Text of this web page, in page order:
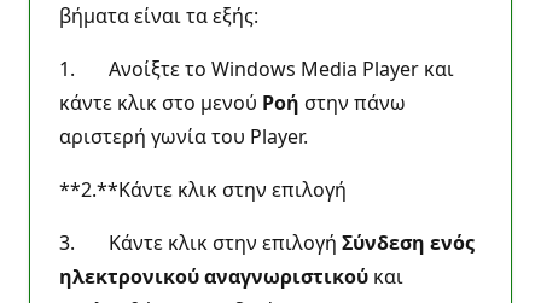
βήματα είναι τα εξής:
1. Ανοίξτε το Windows Media Player και
κάντε κλικ στο μενού Ροή στην πάνω
αριστερή γωνία του Player.
**2.**Κάντε κλικ στην επιλογή
3. Κάντε κλικ στην επιλογή Σύνδεση ενός
ηλεκτρονικού αναγνωριστικού και